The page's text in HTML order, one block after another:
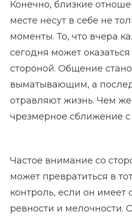
Конечно, близкие
месте несут в себе не
моменты. То, что вчера
сегодня может
стороной. Общение
выматывающим, а
отравляют жизнь. Чем же
чрезмерное сближение с
Частое внимание со
может превратиться в
контроль, если он имеет
ревности и мелочности.